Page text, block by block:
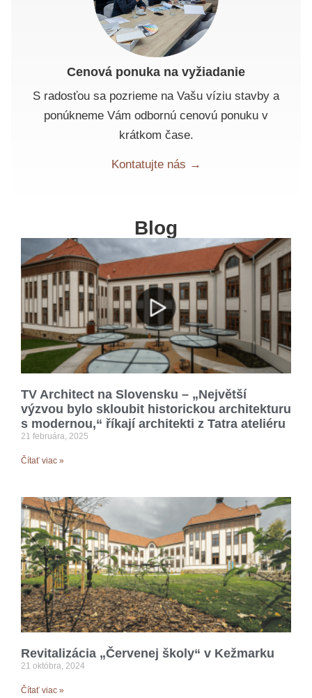
Cenová ponuka na vyžiadanie
S radosťou sa pozrieme na Vašu víziu stavby a
ponúkneme Vám odbornú cenovú ponuku v
krátkom čase.
Kontatujte nás →
Blog
TV Architect na Slovensku – „Největší
výzvou bylo skloubit historickou architekturu
s modernou,“ říkají architekti z Tatra ateliéru
21 februára, 2025
Čítať viac »
Revitalizácia „Červenej školy“ v Kežmarku
21 októbra, 2024
Čítať viac »